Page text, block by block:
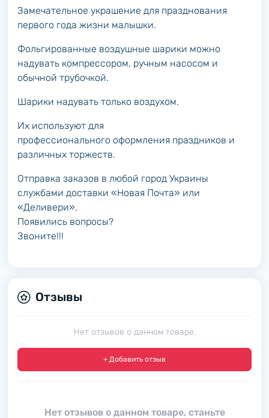
Замечательное украшение для празднования
первого года жизни малышки.
Фольгированные воздушные шарики можно
надувать компрессором, ручным насосом и
обычной трубочкой.
Шарики надувать только воздухом.
Их используют для
профессионального оформления праздников и
различных торжеств.
Отправка заказов в любой город Украины
службами доставки «Новая Почта» или
«Деливери».
Появились вопросы?
Звоните!!!
Отзывы
Нет отзывов о данном товаре.
+ Добавить отзыв
Нет отзывов о данном товаре, станьте